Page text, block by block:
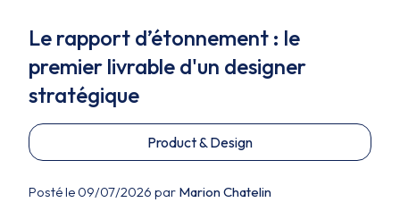
Le rapport d’étonnement : le
premier livrable d'un designer
stratégique
Product & Design
Posté le 09/07/2026 par Marion Chatelin